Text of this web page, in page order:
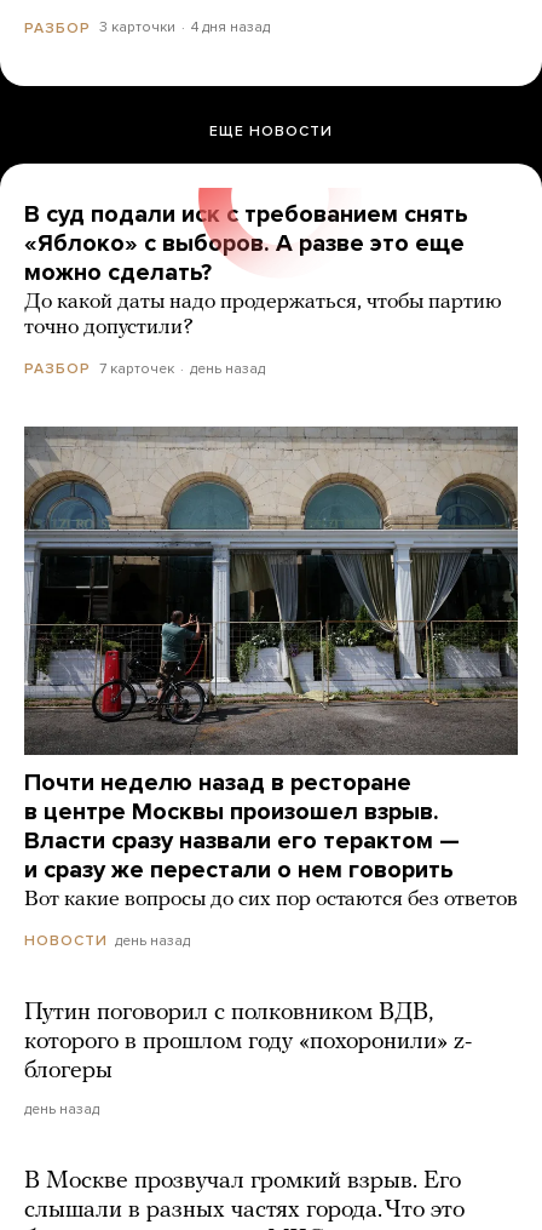
РАЗБОР 3 карточки 4 дня назад
ЕЩЕ НОВОСТИ
В суд подали иск с требованием снять
«Яблоко» с выборов. А разве это еще
можно сделать?
До какой даты надо продержаться, чтобы партию
точно допустили?
РАЗБОР 7 карточек день назад
Почти неделю назад в ресторане
в центре Москвы произошел взрыв.
Власти сразу назвали его терактом —
и сразу же перестали о нем говорить
Вот какие вопросы до сих пор остаются без ответов
НОВОСТИ день назад
Путин поговорил с полковником ВДВ,
которого в прошлом году «похоронили» z-
блогеры
день назад
В Москве прозвучал громкий взрыв. Его
слышали в разных частях города. Что это